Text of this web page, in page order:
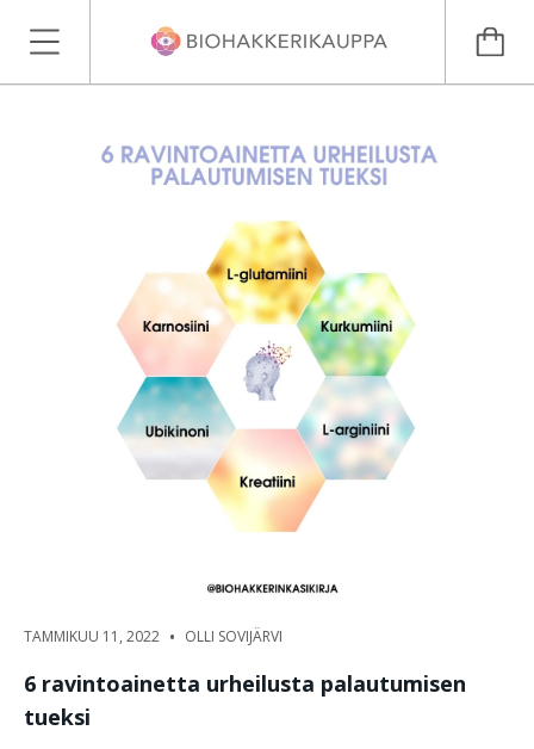
TAMMIKUU 11, 2022 • OLLI SOVIJÄRVI
6 ravintoainetta urheilusta palautumisen
tueksi